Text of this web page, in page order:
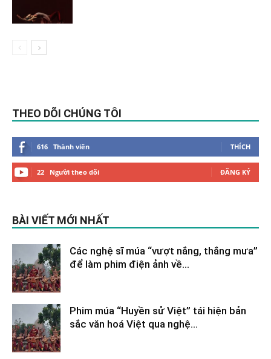
THEO DÕI CHÚNG TÔI
616 Thành viên THÍCH
22 Người theo dõi ĐĂNG KÝ
BÀI VIẾT MỚI NHẤT
Các nghệ sĩ múa “vượt nắng, thắng mưa”
để làm phim điện ảnh về...
Phim múa “Huyền sử Việt” tái hiện bản
sắc văn hoá Việt qua nghệ...